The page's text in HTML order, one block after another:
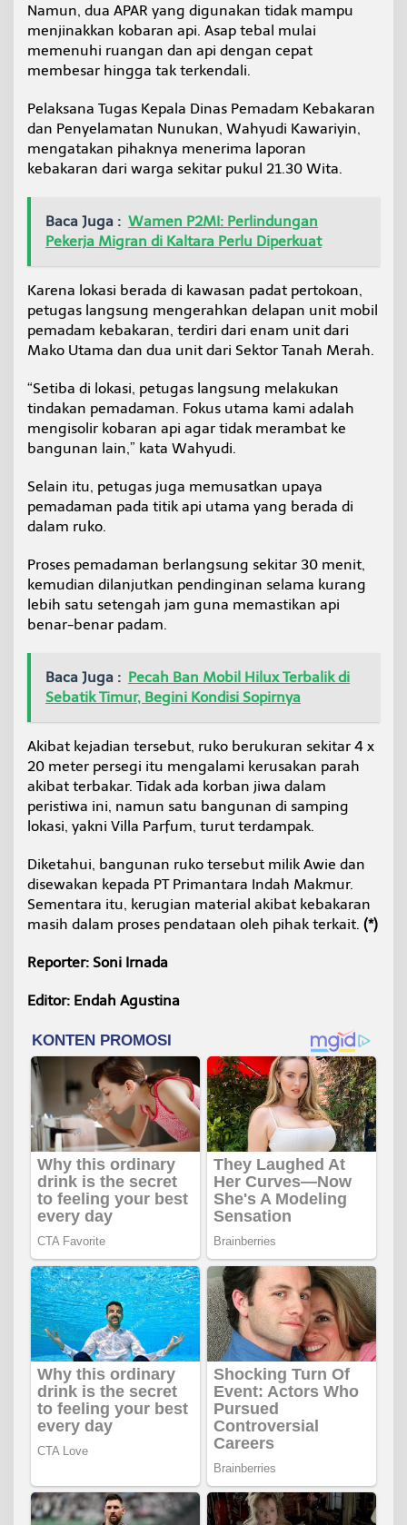
Namun, dua APAR yang digunakan tidak mampu
menjinakkan kobaran api. Asap tebal mulai
memenuhi ruangan dan api dengan cepat
membesar hingga tak terkendali.
Pelaksana Tugas Kepala Dinas Pemadam Kebakaran
dan Penyelamatan Nunukan, Wahyudi Kawariyin,
mengatakan pihaknya menerima laporan
kebakaran dari warga sekitar pukul 21.30 Wita.
Baca Juga : Wamen P2MI: Perlindungan
Pekerja Migran di Kaltara Perlu Diperkuat
Karena lokasi berada di kawasan padat pertokoan,
petugas langsung mengerahkan delapan unit mobil
pemadam kebakaran, terdiri dari enam unit dari
Mako Utama dan dua unit dari Sektor Tanah Merah.
“Setiba di lokasi, petugas langsung melakukan
tindakan pemadaman. Fokus utama kami adalah
mengisolir kobaran api agar tidak merambat ke
bangunan lain,” kata Wahyudi.
Selain itu, petugas juga memusatkan upaya
pemadaman pada titik api utama yang berada di
dalam ruko.
Proses pemadaman berlangsung sekitar 30 menit,
kemudian dilanjutkan pendinginan selama kurang
lebih satu setengah jam guna memastikan api
benar-benar padam.
Baca Juga : Pecah Ban Mobil Hilux Terbalik di
Sebatik Timur, Begini Kondisi Sopirnya
Akibat kejadian tersebut, ruko berukuran sekitar 4 x
20 meter persegi itu mengalami kerusakan parah
akibat terbakar. Tidak ada korban jiwa dalam
peristiwa ini, namun satu bangunan di samping
lokasi, yakni Villa Parfum, turut terdampak.
Diketahui, bangunan ruko tersebut milik Awie dan
disewakan kepada PT Primantara Indah Makmur.
Sementara itu, kerugian material akibat kebakaran
masih dalam proses pendataan oleh pihak terkait. (*)
Reporter: Soni Irnada
Editor: Endah Agustina